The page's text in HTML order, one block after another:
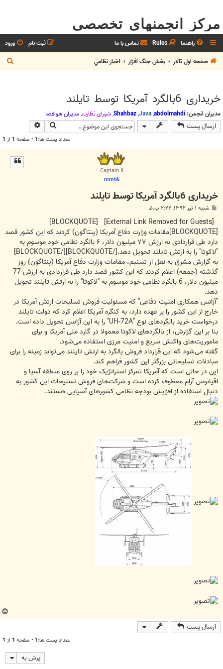
مرکز انجمنهای تخصصی
راهنما Rules تماس با ما ورود
ثبت نام
صفحه اول تالار
بخش جنگ افزار اخبار نظامي
س
خریداری 6بالگرد آمریکا توسط تایلند
مدیران انجمن: abdolmahdi
,
Java
,
Shahbaz
,شوراي نظارت,مديران هوافضا
ارسال پست جستجو
تعداد پست ها:1 • صفحه 1 از 1
Captain II
&mmt
خریداری 6بالگرد آمریکا توسط تایلند
ت
شنبه ۱ تیر ۱۳۹۲, ۲:۲۲ ب.ظ
[External Link Removed for Guests]
[BLOCKQUOTE]
[BLOCKQUOTE]مقامات وزارت دفاع آمریکا (پنتاگون) کردند که این کشور قصد
دارد طی قراردادی به ارزش ۷۷ میلیون دلار، ۶ بالگرد نظامی خود موسوم به
"لاکوتا" را به ارتش تایلند تحویل دهد.[/BLOCKQUOTE][/BLOCKQUOTE]
به گزارش مشرق به نقل از تسنیم، مقامات وزارت دفاع آمریکا (پنتاگون) روز
گذشته (جمعه) اعلام کردند که این کشور قصد دارد طی قراردادی به ارزش 77
میلیون دلار، 6 بالگرد نظامی خود موسوم به "لاکوتا" را به ارتش تایلند تحویل
دهد.
"آژانس همکاری امنیت دفاعی" که مسئولیت فروش تسلیحات ارتش آمریکا در
خارج از این کشور را بر عهده دارد، به کنگره آمریکا اعلام کرد که دولت تایلند
درخواست خرید بالگردهای نوع "UH-72A" را به این آژانس تحویل داده است.
بنا بر این گزارش، از بالگردهای لاکوتا معمولا در گارد ملی آمریکا و برای
ماموریت‌های واکنش سریع و امنیت مرزی استفاده می‌شود.
گفته می‌شود که این قرارداد فروش بالگرد به ارتش تایلند می‌تواند زمینه را برای
مبادلات تسلیحاتی بزرگتر این کشور فراهم کند.
این در حالی است که آمریکا تمرکز استراتژیک خود را بر روی منطقه آسیا و
اقیانوس آرام معطوف کرده است و شرکت‌های فروش تسلیحات این کشور به
دنبال استفاده از افزایش بودجه نظامی کشورهای آسیایی هستند.
ارسال پست
تعداد پست ها:1 • صفحه 1 از 1
پرش به